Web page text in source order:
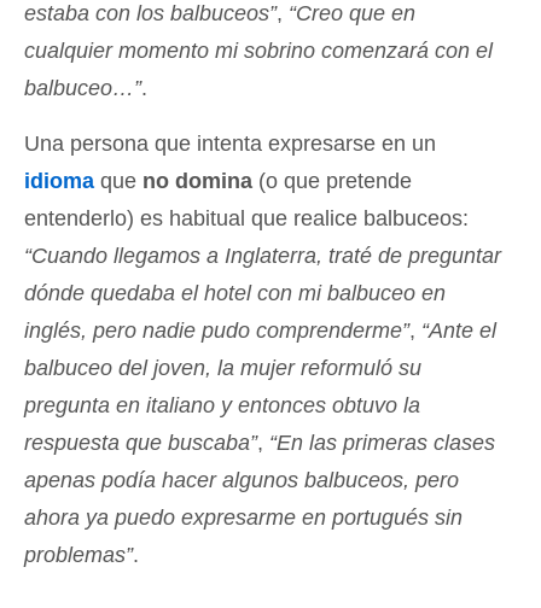
estaba con los balbuceos”, “Creo que en
cualquier momento mi sobrino comenzará con el
balbuceo…”.
Una persona que intenta expresarse en un
idioma que no domina (o que pretende
entenderlo) es habitual que realice balbuceos:
“Cuando llegamos a Inglaterra, traté de preguntar
dónde quedaba el hotel con mi balbuceo en
inglés, pero nadie pudo comprenderme”, “Ante el
balbuceo del joven, la mujer reformuló su
pregunta en italiano y entonces obtuvo la
respuesta que buscaba”, “En las primeras clases
apenas podía hacer algunos balbuceos, pero
ahora ya puedo expresarme en portugués sin
problemas”.